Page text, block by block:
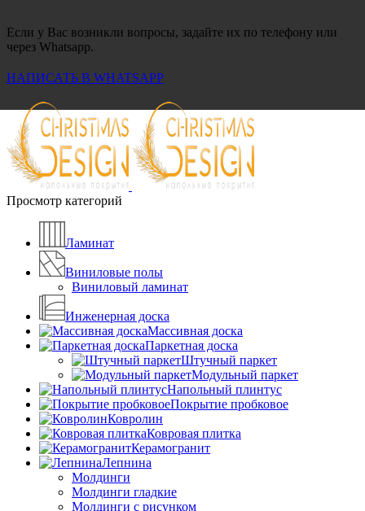
Если у Вас возникли вопросы, задайте их по телефону или
через Whatsapp.
НАПИСАТЬ В WHATSAPP
Просмотр категорий
Ламинат
Виниловые полы
Виниловый ламинат
Инженерная доска
Массивная доска
Паркетная доска
Штучный паркет
Модульный паркет
Напольный плинтус
Покрытие пробковое
Ковролин
Ковровая плитка
Керамогранит
Лепнина
Молдинги
Молдинги гладкие
Молдинги с рисунком